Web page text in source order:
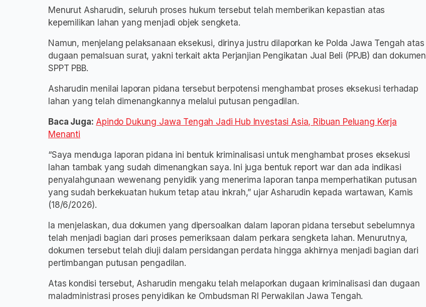
Menurut Asharudin, seluruh proses hukum tersebut telah memberikan kepastian atas
kepemilikan lahan yang menjadi objek sengketa.
Namun, menjelang pelaksanaan eksekusi, dirinya justru dilaporkan ke Polda Jawa Tengah atas
dugaan pemalsuan surat, yakni terkait akta Perjanjian Pengikatan Jual Beli (PPJB) dan dokumen
SPPT PBB.
Asharudin menilai laporan pidana tersebut berpotensi menghambat proses eksekusi terhadap
lahan yang telah dimenangkannya melalui putusan pengadilan.
Baca Juga: Apindo Dukung Jawa Tengah Jadi Hub Investasi Asia, Ribuan Peluang Kerja
Menanti
“Saya menduga laporan pidana ini bentuk kriminalisasi untuk menghambat proses eksekusi
lahan tambak yang sudah dimenangkan saya. Ini juga bentuk report war dan ada indikasi
penyalahgunaan wewenang penyidik yang menerima laporan tanpa memperhatikan putusan
yang sudah berkekuatan hukum tetap atau inkrah,” ujar Asharudin kepada wartawan, Kamis
(18/6/2026).
Ia menjelaskan, dua dokumen yang dipersoalkan dalam laporan pidana tersebut sebelumnya
telah menjadi bagian dari proses pemeriksaan dalam perkara sengketa lahan. Menurutnya,
dokumen tersebut telah diuji dalam persidangan perdata hingga akhirnya menjadi bagian dari
pertimbangan putusan pengadilan.
Atas kondisi tersebut, Asharudin mengaku telah melaporkan dugaan kriminalisasi dan dugaan
maladministrasi proses penyidikan ke Ombudsman RI Perwakilan Jawa Tengah.